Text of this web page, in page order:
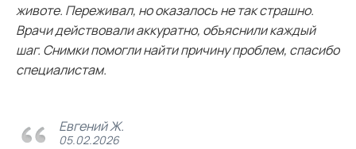
животе. Переживал, но оказалось не так страшно.
Врачи действовали аккуратно, объяснили каждый
шаг. Снимки помогли найти причину проблем, спасибо
специалистам.
Евгений Ж.
05.02.2026